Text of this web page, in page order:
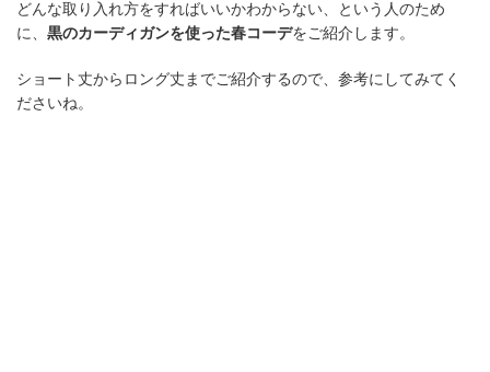
どんな取り入れ方をすればいいかわからない、という人のため
に、 黒のカーディガンを使った春コーデをご紹介します。
ショート丈からロング丈までご紹介するので、参考にしてみてく
ださいね。